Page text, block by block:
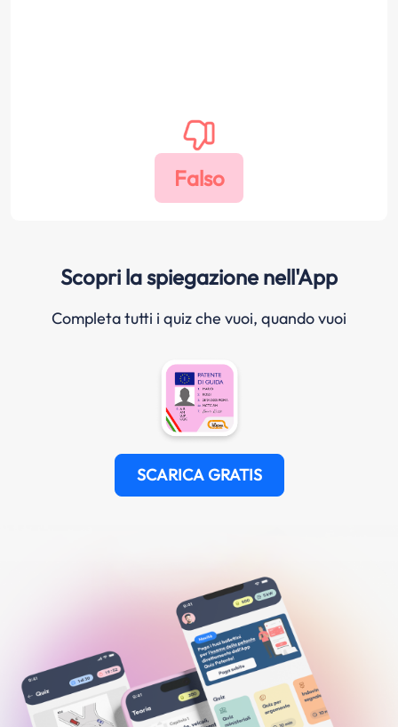
Scopri la spiegazione nell'App
Completa tutti i quiz che vuoi, quando vuoi
SCARICA GRATIS